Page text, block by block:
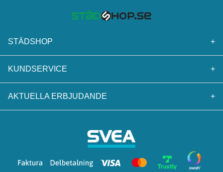
STÄDSHOP +
KUNDSERVICE +
AKTUELLA ERBJUDANDE +